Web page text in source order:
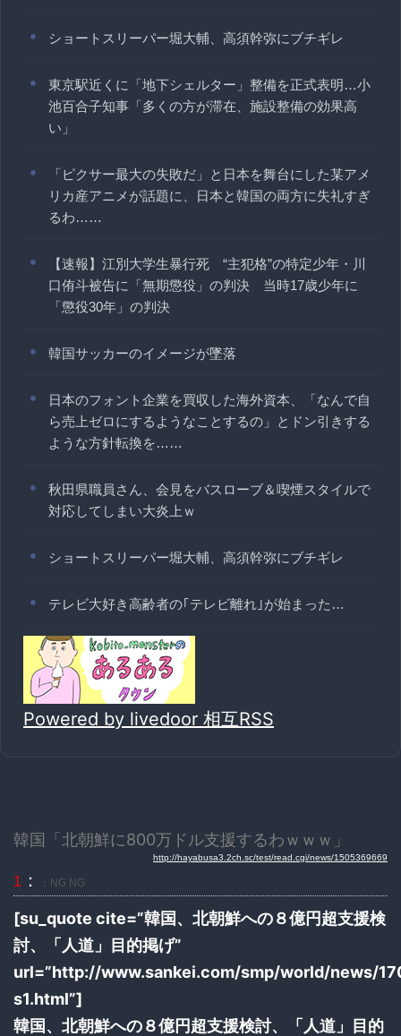
ショートスリーパー堀大輔、高須幹弥にブチギレ
東京駅近くに「地下シェルター」整備を正式表明…小
池百合子知事「多くの方が滞在、施設整備の効果高
い」
「ピクサー最大の失敗だ」と日本を舞台にした某アメ
リカ産アニメが話題に、日本と韓国の両方に失礼すぎ
るわ……
【速報】江別大学生暴行死 “主犯格”の特定少年・川
口侑斗被告に「無期懲役」の判決 当時17歳少年に
「懲役30年」の判決
韓国サッカーのイメージが墜落
日本のフォント企業を買収した海外資本、「なんで自
ら売上ゼロにするようなことするの」とドン引きする
ような方針転換を……
秋田県職員さん、会見をバスローブ＆喫煙スタイルで
対応してしまい大炎上ｗ
ショートスリーパー堀大輔、高須幹弥にブチギレ
テレビ大好き高齢者の｢テレビ離れ｣が始まった…
Powered by livedoor 相互RSS
韓国「北朝鮮に800万ドル支援するわｗｗｗ」
http://hayabusa3.2ch.sc/test/read.cgi/news/1505369669
1 ： ：NG NG
[su_quote cite=”韓国、北朝鮮への８億円超支援検
討、「人道」目的掲げ”
url=”http://www.sankei.com/smp/world/news/
s1.html”]
韓国、北朝鮮への８億円超支援検討、「人道」目的